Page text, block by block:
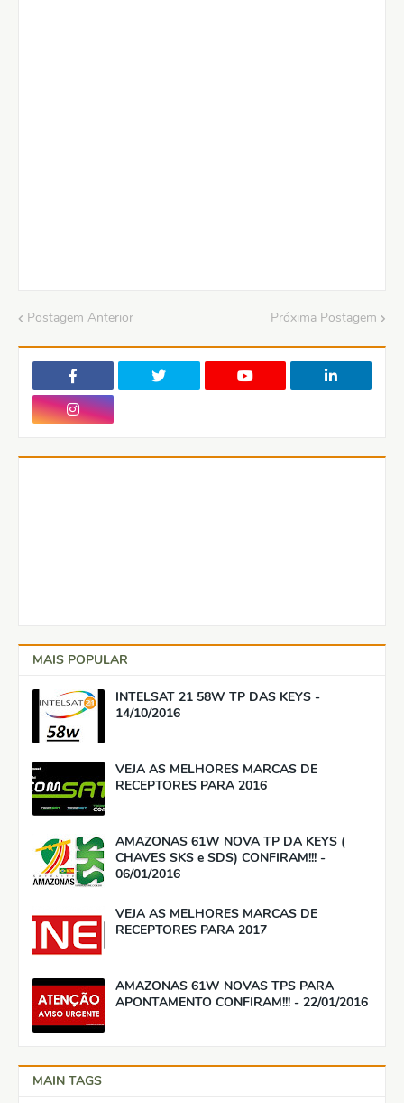
Postagem Anterior Próxima Postagem
MAIS POPULAR
INTELSAT 21 58W TP DAS KEYS -
14/10/2016
VEJA AS MELHORES MARCAS DE
RECEPTORES PARA 2016
AMAZONAS 61W NOVA TP DA KEYS (
CHAVES SKS e SDS) CONFIRAM!!! -
06/01/2016
VEJA AS MELHORES MARCAS DE
RECEPTORES PARA 2017
AMAZONAS 61W NOVAS TPS PARA
APONTAMENTO CONFIRAM!!! - 22/01/2016
MAIN TAGS